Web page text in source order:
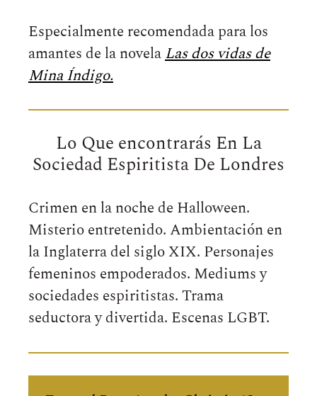
Especialmente recomendada para los
amantes de la novelaLas dos vidas de
Mina Índigo.
Lo Que encontrarás En La
Sociedad Espiritista De Londres
Crimen en la noche de Halloween.
Misterio entretenido. Ambientación en
la Inglaterra del siglo XIX. Personajes
femeninos empoderados. Mediums y
sociedades espiritistas. Trama
seductora y divertida. Escenas LGBT.